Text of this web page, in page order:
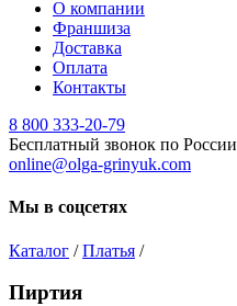
О компании
Франшиза
Доставка
Оплата
Контакты
8 800 333-20-79
Бесплатный звонок по России
online@olga-grinyuk.com
Мы в соцсетях
Каталог / Платья /
Пиртия